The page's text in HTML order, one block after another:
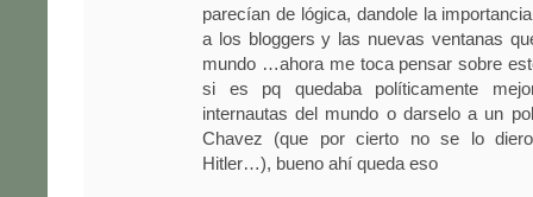
parecían de lógica, dandole la
a los bloggers y las nuevas ventanas
mundo …ahora me toca pensar sobre
si es pq quedaba políticamente
internautas del mundo o darselo a un
Chavez (que por cierto no se lo
Hitler…), bueno ahí queda eso